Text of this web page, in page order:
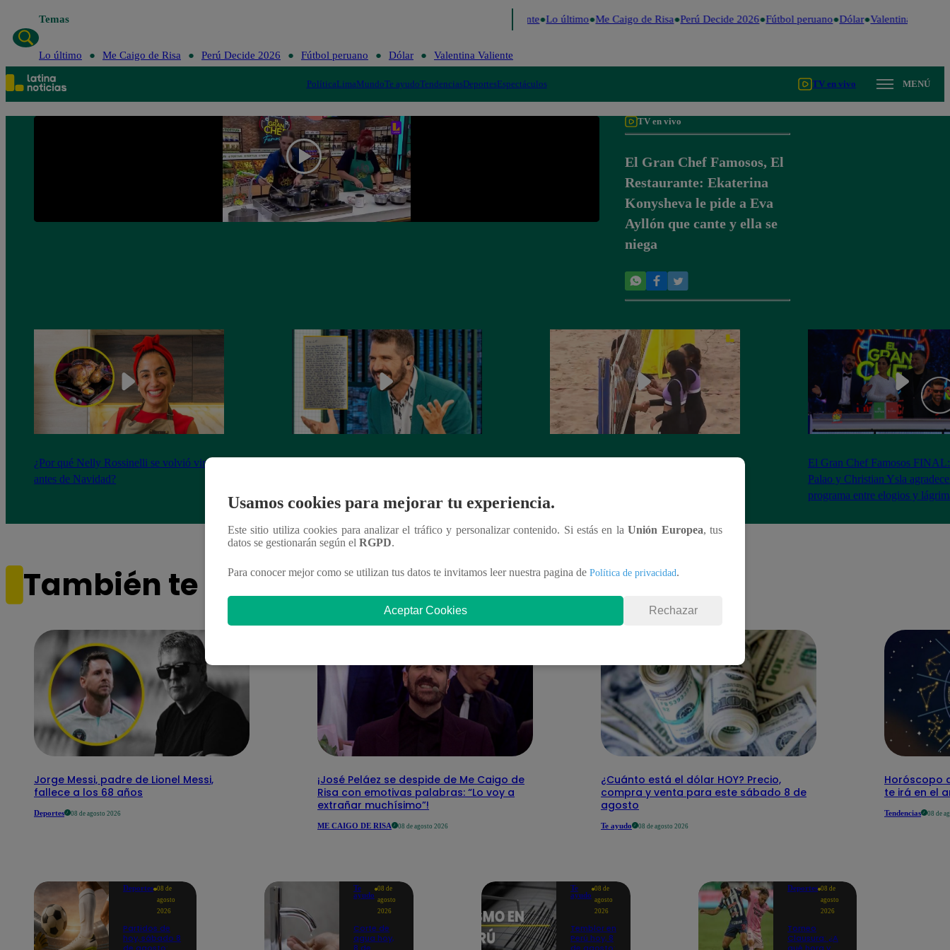
Temas Valentina Valiente Lo último Me Caigo de Risa Perú Decide 2026 Fútbol peruano Dólar Valentina Valiente
Lo último Me Caigo de Risa Perú Decide 2026 Fútbol peruano Dólar Valentina Valiente
PolíticaLimaMundoTe ayudoTendenciasDeportesEspectáculos TV en vivo MENÚ
TV en vivo
El Gran Chef Famosos, El
Restaurante: Ekaterina
Konysheva le pide a Eva
Ayllón que cante y ella se
niega
¿Por qué Nelly Rossinelli se volvió viral
antes de Navidad?
El Gran Chef Famosos
Palao y Christian Ysla
programa entre elogios y
También te puede interesar
Jorge Messi, padre de Lionel Messi,
fallece a los 68 años
Deportes 08 de agosto 2026
¡José Peláez se despide de Me Caigo de
Risa con emotivas palabras: “Lo voy a
extrañar muchísimo”!
ME CAIGO DE RISA 08 de agosto 2026
¿Cuánto está el dólar HOY? Precio,
compra y venta para este sábado 8 de
agosto
Te ayudo 08 de agosto 2026
Horóscopo
te irá en el
Tendencias 08 de
Deportes 08 de
agosto
2026
Partidos de
hoy, sábado 8
Te
ayudo
08 de
agosto
2026
Corte de
agua hoy,
Te
ayudo
08 de
agosto
2026
Temblor en
Perú hoy, 8
Deportes 08 de
agosto
2026
Torneo
Clausura: ¿A
Usamos cookies para mejorar tu experiencia.
Este sitio utiliza cookies para analizar el tráfico y personalizar contenido. Si estás en laUnión Europea, tus
datos se gestionarán según el RGPD.
Para conocer mejor como se utilizan tus datos te invitamos leer nuestra pagina de Política de privacidad.
Aceptar Cookies Rechazar